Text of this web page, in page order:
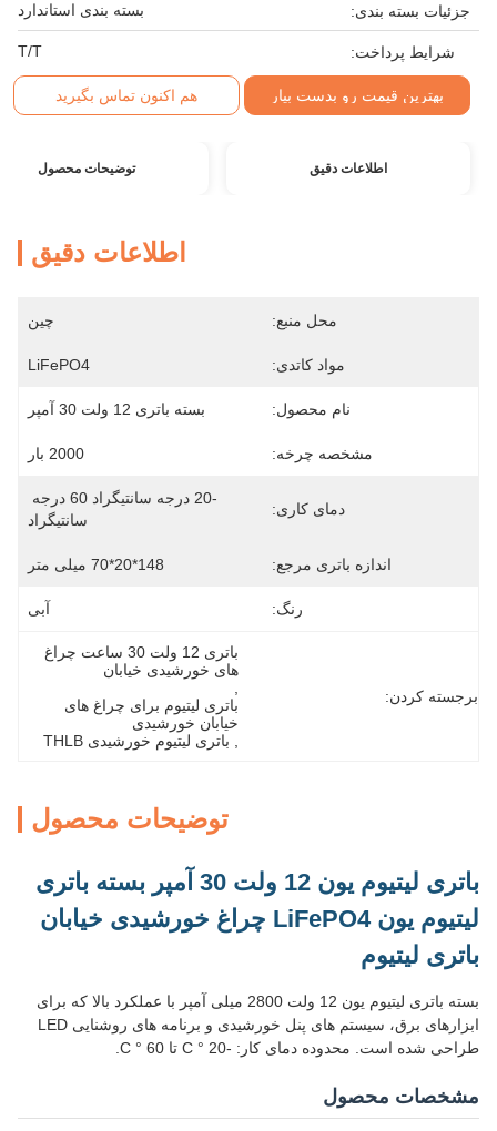
جزئیات بسته بندی: بسته بندی استاندارد
شرایط پرداخت: T/T
بهترین قیمت رو بدست بیار هم اکنون تماس بگیرید
اطلاعات دقیق توضیحات محصول
اطلاعات دقیق
محل منبع: چین
مواد کاتدی: LiFePO4
نام محصول: بسته باتری 12 ولت 30 آمپر
مشخصه چرخه: 2000 بار
دمای کاری:
سانتیگراد
اندازه باتری مرجع: 148*20*70 میلی متر
رنگ: آبی
برجسته کردن:
های خورشیدی خیابان
خیابان خورشیدی
باتری لیتیوم خورشیدی THLB
توضیحات محصول
باتری لیتیوم یون 12 ولت 30 آمپر بسته باتری
لیتیوم یون LiFePO4 چراغ خورشیدی خیابان
باتری لیتیوم
بسته باتری لیتیوم یون 12 ولت 2800 میلی آمپر با عملکرد بالا که برای
ابزارهای برق، سیستم های پنل خورشیدی و برنامه های روشنایی LED
طراحی شده است. محدوده دمای کار: -20 ° C تا 60 ° C.
مشخصات محصول